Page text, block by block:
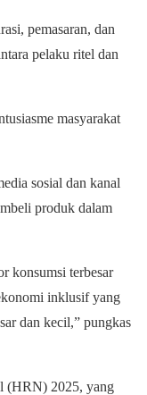
pemasaran, dan
pelaku ritel dan
masyarakat
sosial dan kanal
produk dalam
konsumsi terbesar
inklusif yang
dan kecil,” pungkas
(HRN) 2025, yang